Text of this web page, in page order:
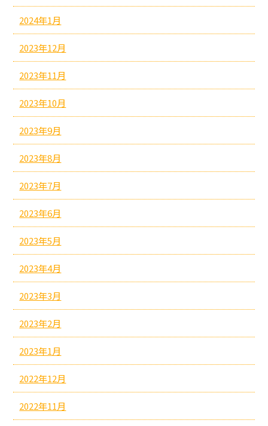
2024年1月
2023年12月
2023年11月
2023年10月
2023年9月
2023年8月
2023年7月
2023年6月
2023年5月
2023年4月
2023年3月
2023年2月
2023年1月
2022年12月
2022年11月